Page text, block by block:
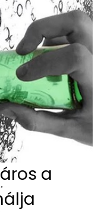
a